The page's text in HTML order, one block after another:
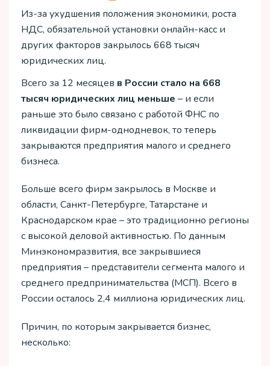
Из-за ухудшения положения экономики, роста
НДС, обязательной установки онлайн-касс и
других факторов закрылось 668 тысяч
юридических лиц.
Всего за 12 месяцев в России стало на 668
тысяч юридических лиц меньше – и если
раньше это было связано с работой ФНС по
ликвидации фирм-однодневок, то теперь
закрываются предприятия малого и среднего
бизнеса.
Больше всего фирм закрылось в Москве и
области, Санкт-Петербурге, Татарстане и
Краснодарском крае – это традиционно регионы
с высокой деловой активностью. По данным
Минэкономразвития, все закрывшиеся
предприятия – представители сегмента малого и
среднего предпринимательства (МСП). Всего в
России осталось 2,4 миллиона юридических лиц.
Причин, по которым закрывается бизнес,
несколько: